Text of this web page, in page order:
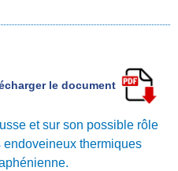
le document
et sur son possible rôle
thermiques